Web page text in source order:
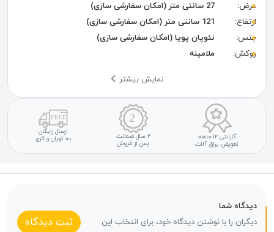
عرض:
27 سانتی متر (امکان سفارشی سازی)
ارتفاع:
121 سانتی متر (امکان سفارشی سازی)
جنس:
نئوپان پویا (امکان سفارشی سازی)
روکش:
ملامینه
نمایش بیشتر
گارانتی ۱۲ ماهه
تعویض یراق آلات
۲ سال ضمانت
پس از فروش
ارسال رایگان
به تهران و کرج
دیدگاه شما
دیگران را با نوشتن دیدگاه خود، برای انتخاب این
ثبت دیدگاه